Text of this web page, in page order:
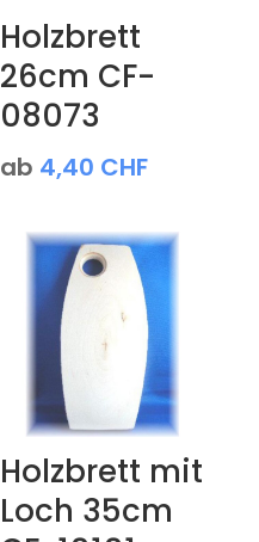
Holzbrett
26cm CF-
08073
ab 4,40 CHF
Holzbrett mit
Loch 35cm